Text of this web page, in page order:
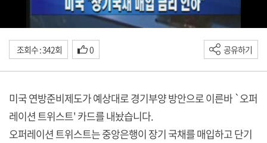
조회수 : 342회 0 공유하기
미국 연방준비제도가 예상대로 경기부양 방안으로 이른바 `오퍼
레이션 트위스트' 카드를 내놨습니다.
오퍼레이션 트위스트는 중앙은행이 장기 국채를 매입하고 단기